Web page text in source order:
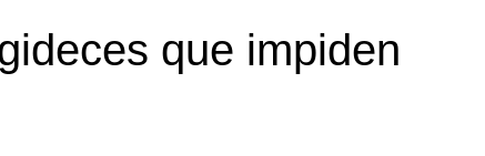
que impiden